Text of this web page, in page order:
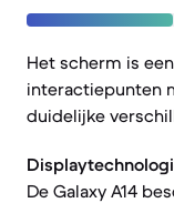
Het scherm is
interactiepunten
duidelijke
De Galaxy A14